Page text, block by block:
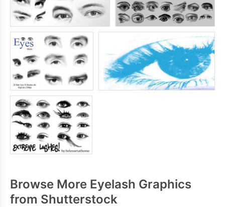
Browse More Eyelash Graphics
from Shutterstock